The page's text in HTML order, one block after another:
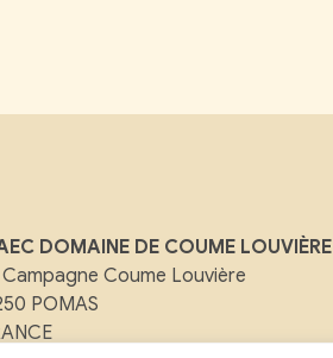
DOMAINE DE COUME LOUVIÈRE
Campagne Coume Louvière
POMAS